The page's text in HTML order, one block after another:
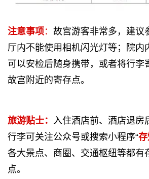
注意事项： 故宫游客非常多，建议
厅内不能使用相机闪光灯等；院内
可以安检后随身携带，或者将行李
故宫附近的寄存点。
旅游贴士： 入住酒店前、酒店退房
行李可关注公众号或搜索小程序“
各大景点、商圈、交通枢纽等都有
点。